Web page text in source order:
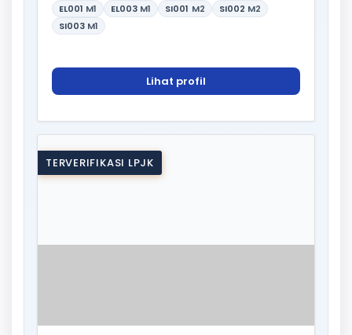
EL001 M1 EL003 M1 SI001 M2 SI002 M2
SI003 M1
Lihat profil
TERVERIFIKASI LPJK